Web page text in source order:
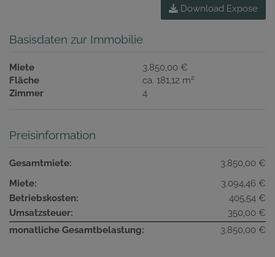
Download Expose
Basisdaten zur Immobilie
Miete
3.850,00 €
Fläche
ca. 181,12 m2
Zimmer 4
Preisinformation
Gesamtmiete:
3.850,00 €
Miete:
3.094,46 €
Betriebskosten:
405,54 €
Umsatzsteuer:
350,00 €
monatliche Gesamtbelastung:
3.850,00 €